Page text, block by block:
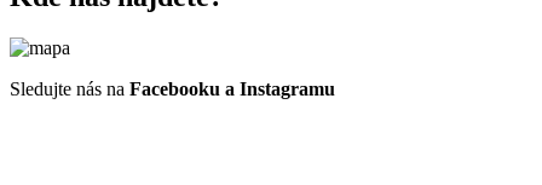
Sledujte nás na Facebooku a Instagramu